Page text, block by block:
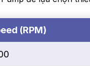
(RPM)